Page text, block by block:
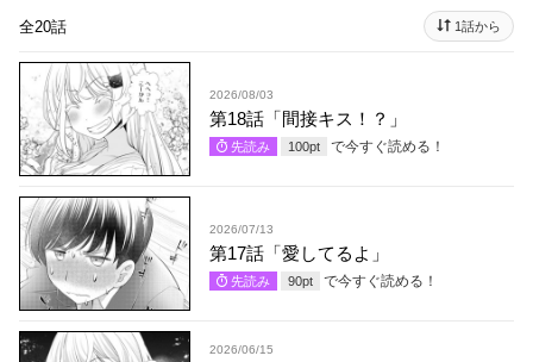
全20話 1話から
2026/08/03
第18話「間接キス！？」
先読み 100pt で今すぐ読める！
2026/07/13
第17話「愛してるよ」
先読み 90pt で今すぐ読める！
2026/06/15